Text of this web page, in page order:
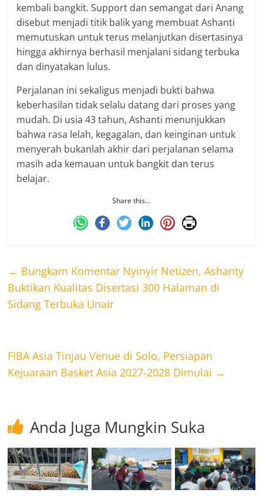
kembali bangkit. Support dan semangat dari Anang
disebut menjadi titik balik yang membuat Ashanti
memutuskan untuk terus melanjutkan disertasinya
hingga akhirnya berhasil menjalani sidang terbuka
dan dinyatakan lulus.
Perjalanan ini sekaligus menjadi bukti bahwa
keberhasilan tidak selalu datang dari proses yang
mudah. Di usia 43 tahun, Ashanti menunjukkan
bahwa rasa lelah, kegagalan, dan keinginan untuk
menyerah bukanlah akhir dari perjalanan selama
masih ada kemauan untuk bangkit dan terus
belajar.
Share this…
← Bungkam Komentar Nyinyir Netizen, Ashanty
Buktikan Kualitas Disertasi 300 Halaman di
Sidang Terbuka Unair
FIBA Asia Tinjau Venue di Solo, Persiapan
Kejuaraan Basket Asia 2027-2028 Dimulai →
Anda Juga Mungkin Suka